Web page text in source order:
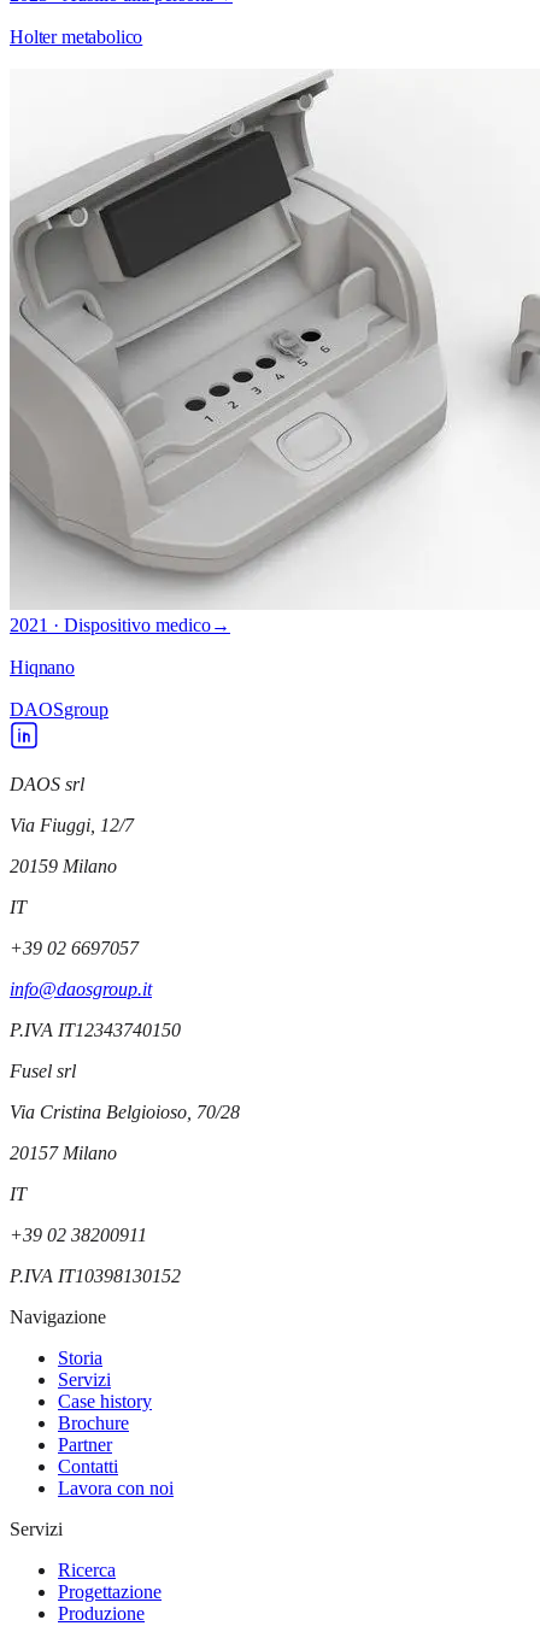
Holter metabolico
2021 · Dispositivo medico→
Hiqnano
DAOSgroup
DAOS srl
Via Fiuggi, 12/7
20159 Milano
IT
+39 02 6697057
info@daosgroup.it
P.IVA IT12343740150
Fusel srl
Via Cristina Belgioioso, 70/28
20157 Milano
IT
+39 02 38200911
P.IVA IT10398130152
Navigazione
Storia
Servizi
Case history
Brochure
Partner
Contatti
Lavora con noi
Servizi
Ricerca
Progettazione
Produzione